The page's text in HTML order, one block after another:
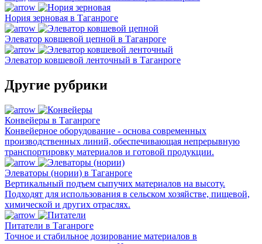
Нория зерновая в Таганроге
Элеватор ковшевой цепной в Таганроге
Элеватор ковшевой ленточный в Таганроге
Другие рубрики
Конвейеры в Таганроге
Конвейерное оборудование - основа современных
производственных линий, обеспечивающая непрерывную
транспортировку материалов и готовой продукции.
Элеваторы (нории) в Таганроге
Вертикальный подъем сыпучих материалов на высоту.
Подходят для использования в сельском хозяйстве, пищевой,
химической и других отраслях.
Питатели в Таганроге
Точное и стабильное дозирование материалов в